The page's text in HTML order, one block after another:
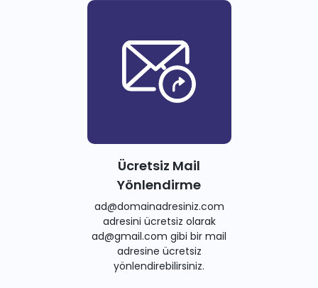
Ücretsiz Mail
Yönlendirme
ad@domainadresiniz.com
adresini ücretsiz olarak
ad@gmail.com gibi bir mail
adresine ücretsiz
yönlendirebilirsiniz.